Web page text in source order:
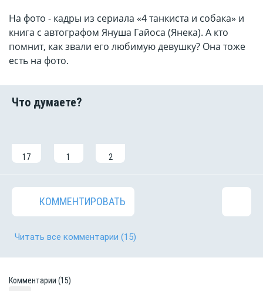
На фото - кадры из сериала «4 танкиста и собака» и
книга с автографом Януша Гайоса (Янека). А кто
помнит, как звали его любимую девушку? Она тоже
есть на фото.
17 1 2
КОММЕНТИРОВАТЬ
Читать все комментарии (15)
Комментарии (15)